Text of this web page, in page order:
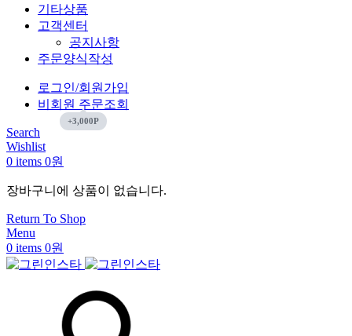
기타상품
고객센터
공지사항
주문양식작성
로그인/회원가입
비회원 주문조회
Search
Wishlist
0 items 0원
장바구니에 상품이 없습니다.
Return To Shop
Menu
0 items 0원